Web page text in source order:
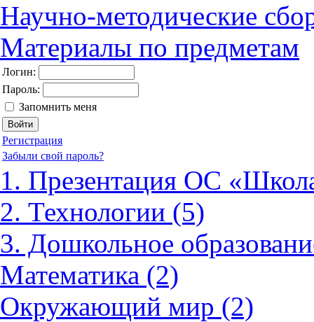
Научно-методические
Материалы по предметам
Логин:
Пароль:
Запомнить меня
Регистрация
Забыли свой пароль?
1. Презентация ОС
2. Технологии (5)
3. Дошкольное
Математика (2)
Окружающий мир (2)